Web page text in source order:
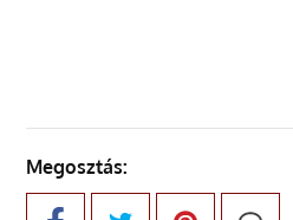
Megosztás: